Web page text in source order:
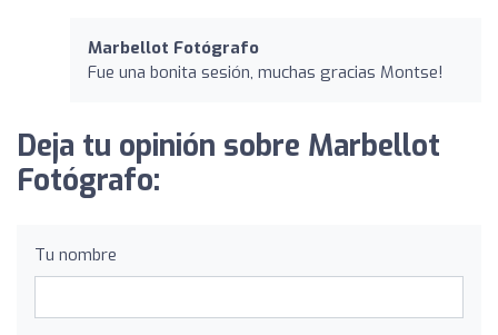
Marbellot Fotógrafo
Fue una bonita sesión, muchas gracias Montse!
Deja tu opinión sobre Marbellot
Fotógrafo:
Tu nombre